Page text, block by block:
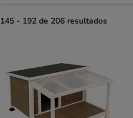
145 - 192 de 206 resultados